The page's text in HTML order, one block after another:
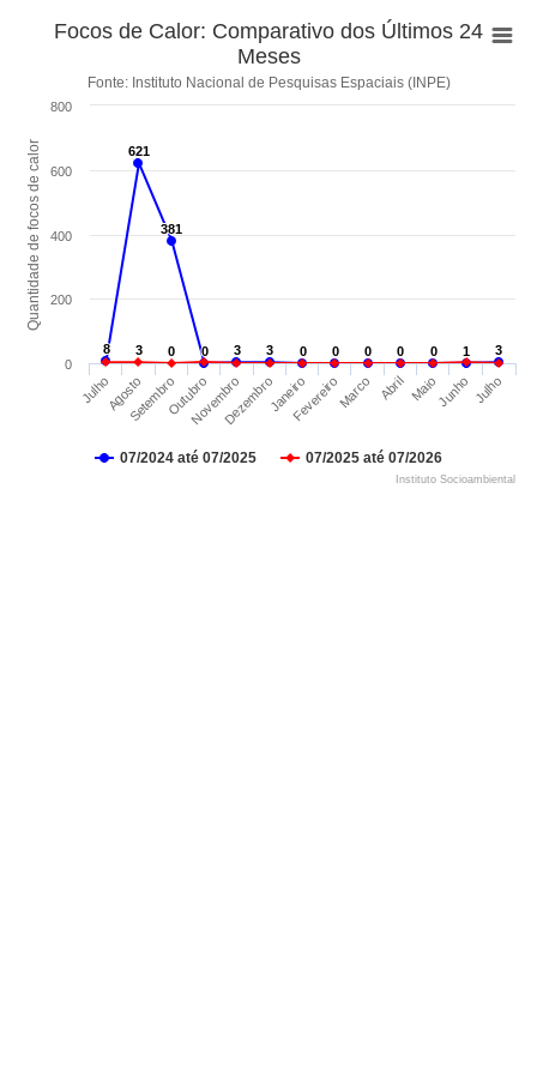
Quantidade de focos de calor
Focos de Calor: Comparativo dos Últimos 24
Meses
Fonte: Instituto Nacional de Pesquisas Espaciais (INPE)
8
8
621
621
381
381
0
0 3
3 3
3 0
0 0
0 0
0 0
0 0
0 1
1 3
3
3
3 0
0
07/2024 até 07/2025 07/2025 até 07/2026
JulhoAgostoSetembroOutubroNovembroDezembroJaneiroFevereiroMarco Abril MaioJunho Julho
0
200
400
600
800
Instituto Socioambiental